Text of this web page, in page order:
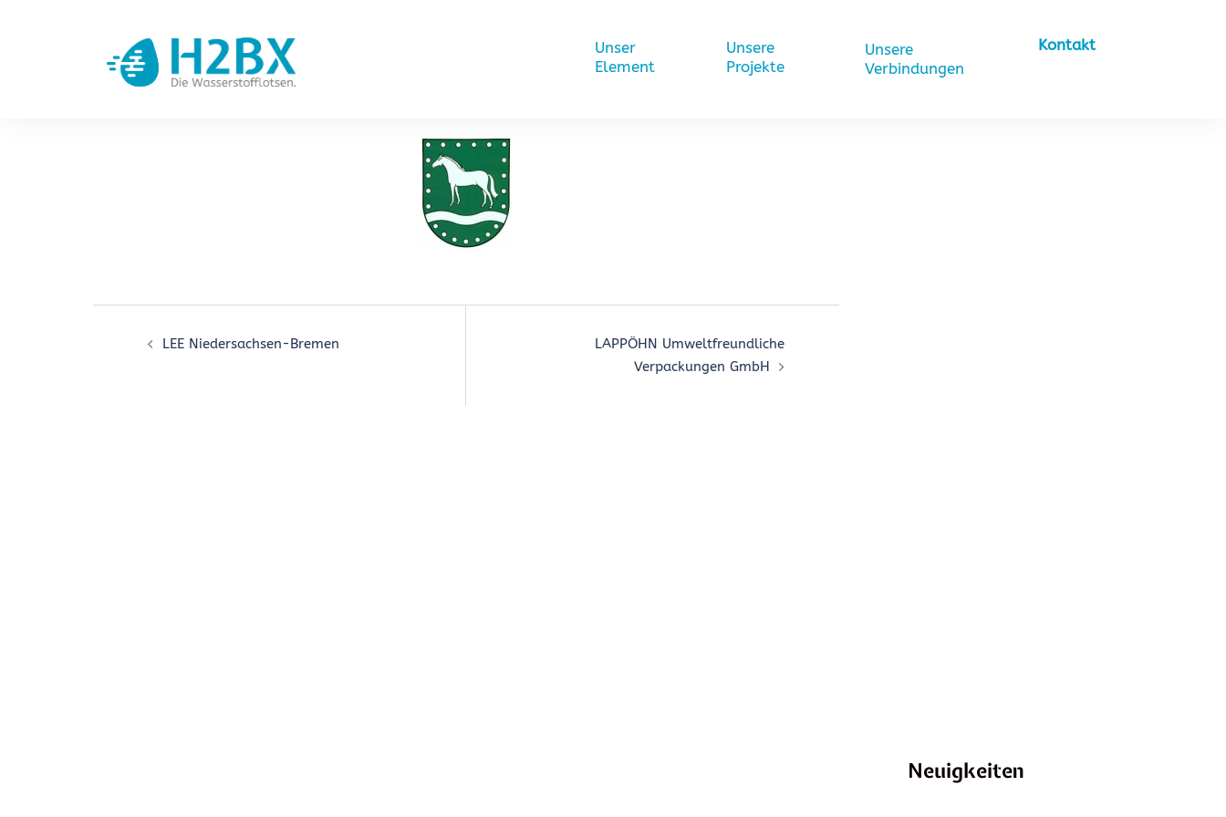
Unser
Element
Unsere
Projekte
Unsere
Verbindungen
Kontakt
Beitragsnavigation
LEE Niedersachsen-Bremen
LAPPÖHN Umweltfreundliche
Verpackungen GmbH
Neuigkeiten